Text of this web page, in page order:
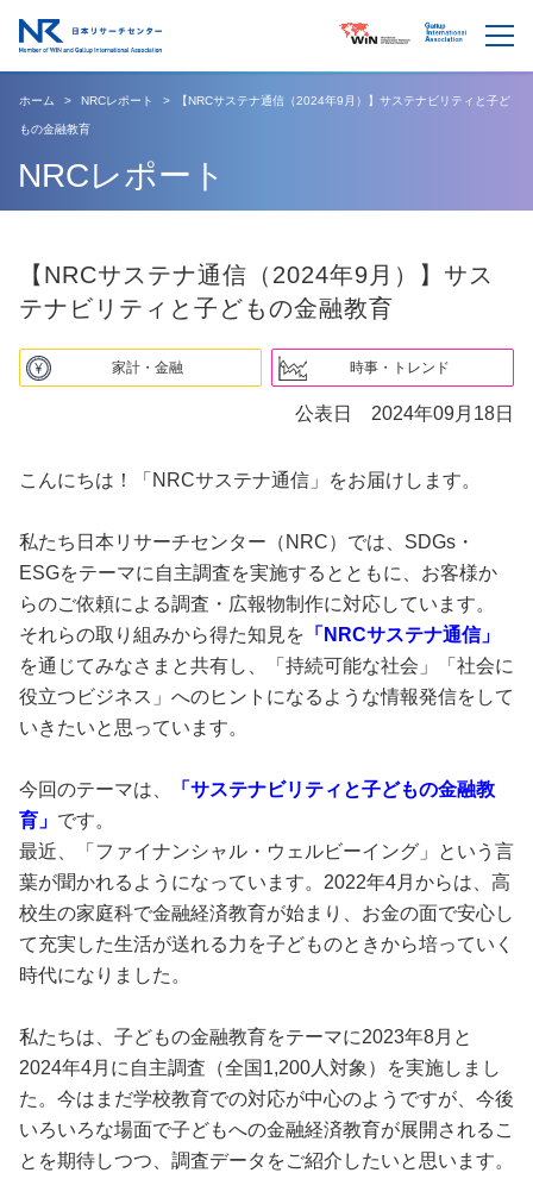
ホーム NRCレポート 【NRCサステナ通信（2024年9月）】サステナビリティと子ど
もの金融教育
NRCレポート
【NRCサステナ通信（2024年9月）】サス
テナビリティと子どもの金融教育
家計・金融 時事・トレンド
公表日 2024年09月18日
こんにちは！「NRCサステナ通信」をお届けします。
私たち日本リサーチセンター（NRC）では、SDGs・
ESGをテーマに自主調査を実施するとともに、お客様か
らのご依頼による調査・広報物制作に対応しています。
それらの取り組みから得た知見を 「NRCサステナ通信」
を通じてみなさまと共有し、「持続可能な社会」「社会に
役立つビジネス」へのヒントになるような情報発信をして
いきたいと思っています。
今回のテーマは、
「サステナビリティと子どもの金融教
育」 です。
最近、「ファイナンシャル・ウェルビーイング」という言
葉が聞かれるようになっています。2022年4月からは、高
校生の家庭科で金融経済教育が始まり、お金の面で安心し
て充実した生活が送れる力を子どものときから培っていく
時代になりました。
私たちは、子どもの金融教育をテーマに2023年8月と
2024年4月に自主調査（全国1,200人対象）を実施しまし
た。今はまだ学校教育での対応が中心のようですが、今後
いろいろな場面で子どもへの金融経済教育が展開されるこ
とを期待しつつ、調査データをご紹介したいと思います。